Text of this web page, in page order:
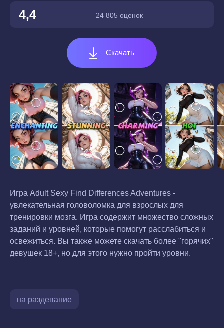
4,4 24 805 оценок
Скачать
Игра Adult Sexy Find Differences Adventures -
увлекательная головоломка для взрослых для
тренировки мозга. Игра содержит множество сложных
заданий и уровней, которые помогут расслабиться и
освежиться. Вы также можете скачать более "горячих"
девушек 18+, но для этого нужно пройти уровни.
на раздевание